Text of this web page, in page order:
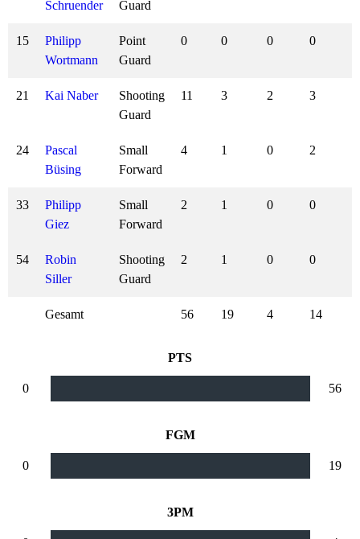
Schruender
Guard
15
Philipp
Wortmann
Point
Guard
0 0 0 0
21 Kai Naber
Shooting
Guard
11 3 2 3
24
Pascal
Büsing
Small
Forward
4 1 0 2
33
Philipp
Giez
Small
Forward
2 1 0 0
54
Robin
Siller
Shooting
Guard
2 1 0 0
Gesamt 56 19 4 14
PTS
0 56
FGM
0 19
3PM